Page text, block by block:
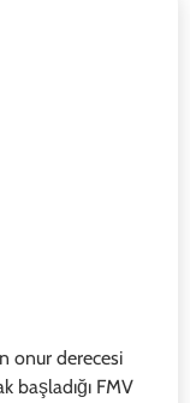
onur derecesi
başladığı FMV